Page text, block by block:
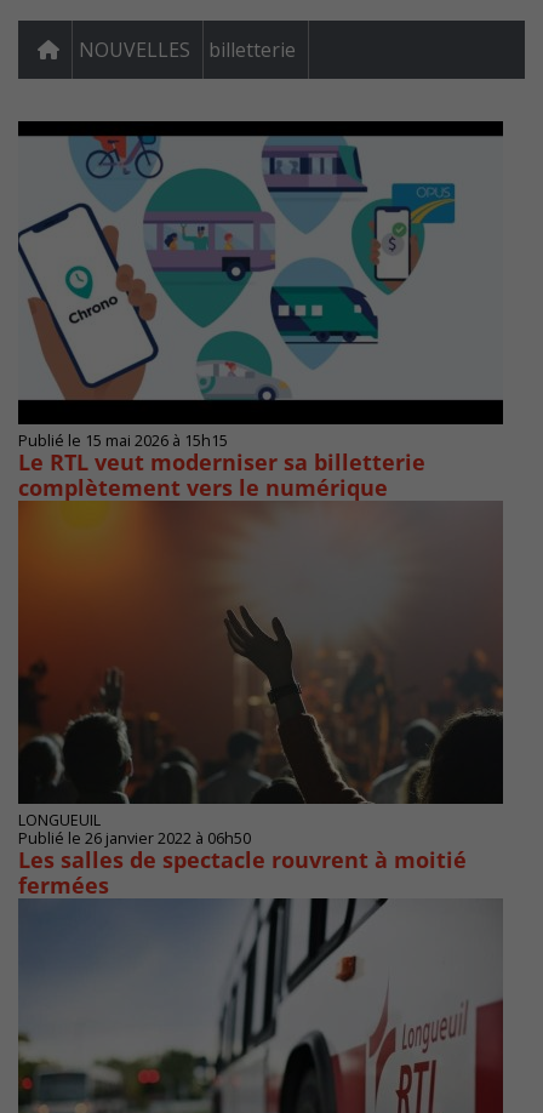
NOUVELLES billetterie
Publié le 15 mai 2026 à 15h15
Le RTL veut moderniser sa billetterie
complètement vers le numérique
LONGUEUIL
Publié le 26 janvier 2022 à 06h50
Les salles de spectacle rouvrent à moitié
fermées